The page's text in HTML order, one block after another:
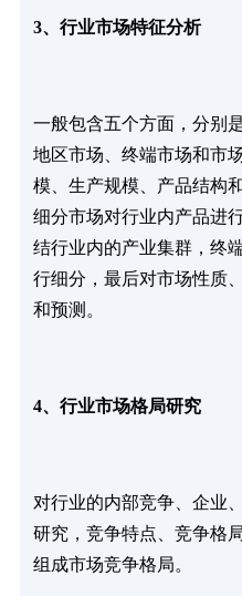
3、行业市场特征分析
一般包含五个方面，分别
地区市场、终端市场和市
模、生产规模、产品结构
细分市场对行业内产品进
结行业内的产业集群，终
行细分，最后对市场性质
和预测。
4、行业市场格局研究
对行业的内部竞争、企业
研究，竞争特点、竞争格
组成市场竞争格局。